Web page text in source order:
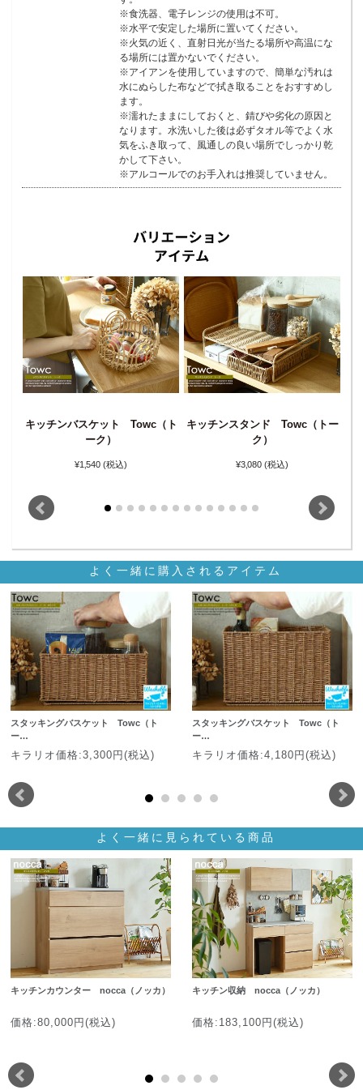
※食洗器、電子レンジの使用は不可。
※水平で安定した場所に置いてください。
※火気の近く、直射日光が当たる場所や高温にな
る場所には置かないでください。
※アイアンを使用していますので、簡単な汚れは
水にぬらした布などで拭き取ることをおすすめし
ます。
※濡れたままにしておくと、錆びや劣化の原因と
なります。水洗いした後は必ずタオル等でよく水
気をふき取って、風通しの良い場所でしっかり乾
かして下さい。
※アルコールでのお手入れは推奨していません。
キッチンバスケット Towc（ト
ーク）
¥1‚540 (税込)
キッチンスタンド Towc（トー
ク）
¥3‚080 (税込)
よく一緒に購入されるアイテム
スタッキングバスケット Towc（ト
ー…
キラリオ価格:3,300円(税込)
スタッキングバスケット Towc（ト
ー…
キラリオ価格:4,180円(税込)
よく一緒に見られている商品
キッチンカウンター nocca（ノッカ）
価格:80,000円(税込)
キッチン収納 nocca（ノッカ）
価格:183,100円(税込)